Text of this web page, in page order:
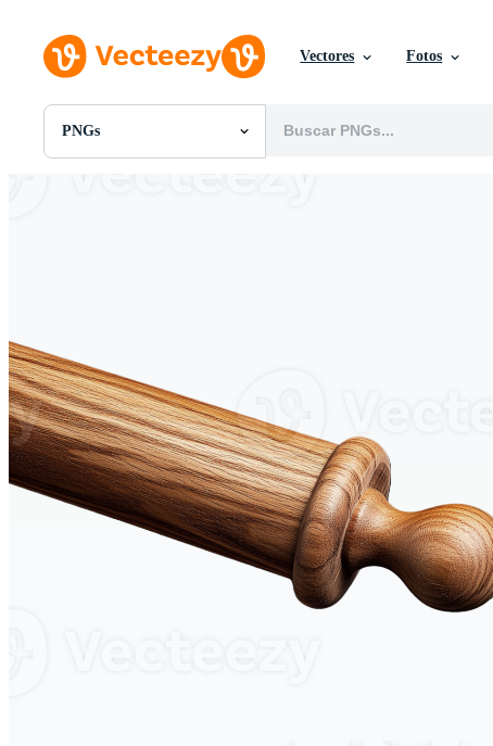
Vectores Fotos
PNGs
Todas Imágenes
Eventos Editoriales